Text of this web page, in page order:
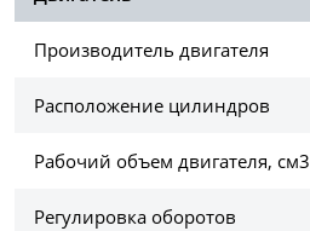
Производитель двигателя
Расположение цилиндров
Рабочий объем двигателя, см3
Регулировка оборотов